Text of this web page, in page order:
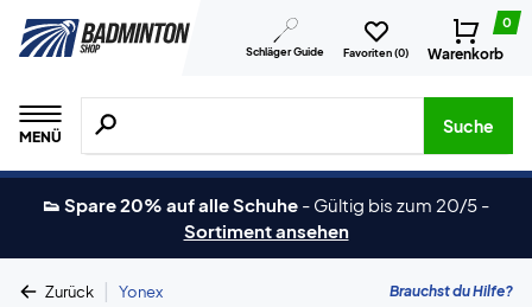
Schläger Guide Favoriten (0)
0
Warenkorb
MENÜ
Suche nach Produkten, Marken usw.
Suche
👟 Spare 20% auf alle Schuhe - Gültig bis zum 20/5 -
Sortiment ansehen
Zurück | Yonex Brauchst du Hilfe?